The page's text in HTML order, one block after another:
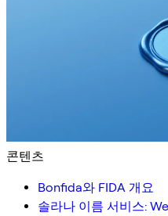
콘텐츠
Bonfida와 FIDA 개요
솔라나 이름 서비스: